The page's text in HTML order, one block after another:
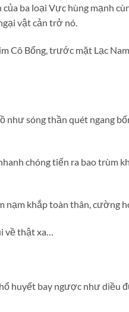
ba loại Vực hùng mạnh
vật cản trở nó.
Cô Bổng, trước mặt Lạc
như sóng thần quét ngang
chóng tiến ra bao trùm
khắp toàn thân, cường
về thật xa…
huyết bay ngược như diều